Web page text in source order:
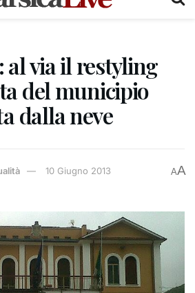
al via il restyling
del municipio
dalla neve
10 Giugno 2013 AA